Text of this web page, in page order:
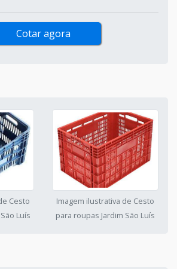
Cotar agora
Cesto
Luís
Imagem ilustrativa de Cesto
para roupas Jardim São Luís